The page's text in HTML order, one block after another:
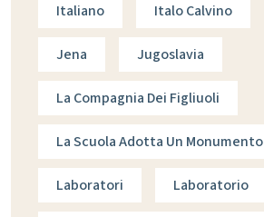
Italiano Italo Calvino
Jena Jugoslavia
La Compagnia Dei Figliuoli
La Scuola Adotta Un Monumento
Laboratori Laboratorio